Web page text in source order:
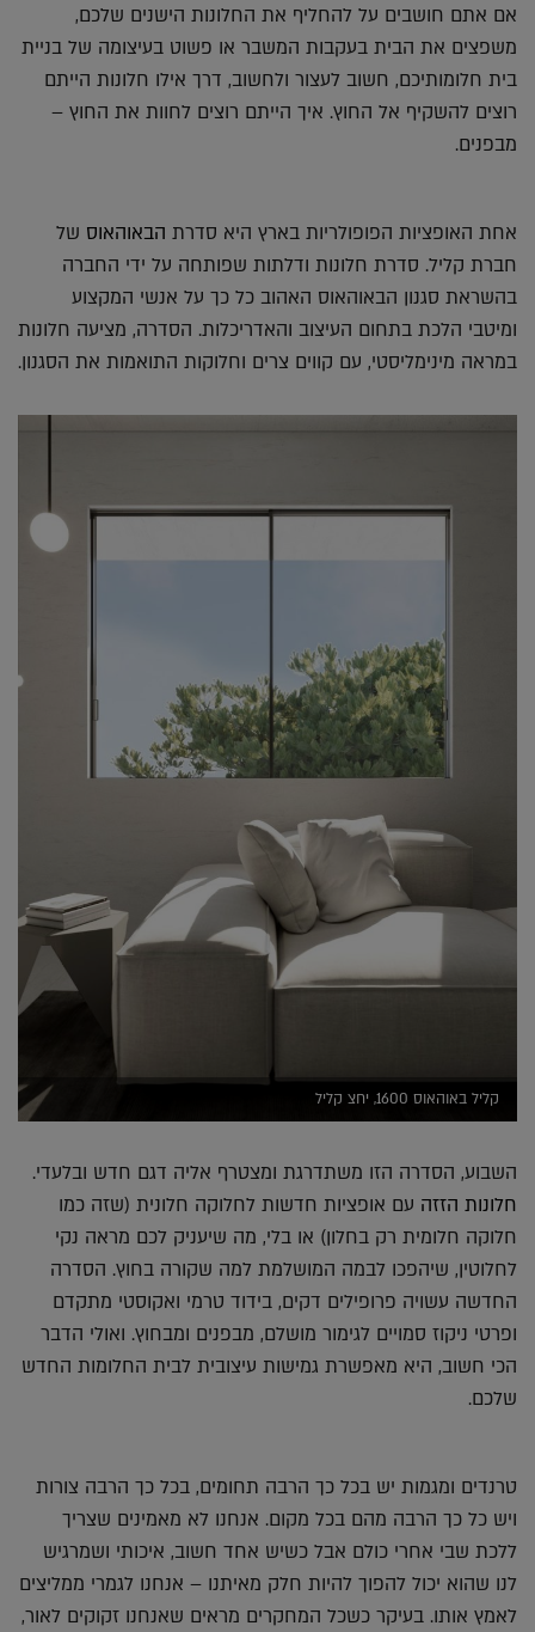
אם אתם חושבים על להחליף את החלונות הישנים שלכם,
משפצים את הבית בעקבות המשבר או פשוט בעיצומה של בניית
בית חלומותיכם, חשוב לעצור ולחשוב, דרך אילו חלונות הייתם
רוצים להשקיף אל החוץ. איך הייתם רוצים לחוות את החוץ –
מבפנים.
אחת האופציות הפופולריות בארץ היא סדרת הבאוהאוס של
חברת קליל. סדרת חלונות ודלתות שפותחה על ידי החברה
בהשראת סגנון הבאוהאוס האהוב כל כך על אנשי המקצוע
ומיטבי הלכת בתחום העיצוב והאדריכלות. הסדרה, מציעה חלונות
במראה מינימליסטי, עם קווים צרים וחלוקות התואמות את הסגנון.
קליל באוהאוס 1600, יחצ קליל
השבוע, הסדרה הזו משתדרגת ומצטרף אליה דגם חדש ובלעדי.
חלונות הזזה עם אופציות חדשות לחלוקה חלונית (שזה כמו
חלוקה חלומית רק בחלון) או בלי, מה שיעניק לכם מראה נקי
לחלוטין, שיהפכו לבמה המושלמת למה שקורה בחוץ. הסדרה
החדשה עשויה פרופילים דקים, בידוד טרמי ואקוסטי מתקדם
ופרטי ניקוז סמויים לגימור מושלם, מבפנים ומבחוץ. ואולי הדבר
הכי חשוב, היא מאפשרת גמישות עיצובית לבית החלומות החדש
שלכם.
טרנדים ומגמות יש בכל כך הרבה תחומים, בכל כך הרבה צורות
ויש כל כך הרבה מהם בכל מקום. אנחנו לא מאמינים שצריך
ללכת שבי אחרי כולם אבל כשיש אחד חשוב, איכותי ושמרגיש
לנו שהוא יכול להפוך להיות חלק מאיתנו – אנחנו לגמרי ממליצים
לאמץ אותו. בעיקר כשכל המחקרים מראים שאנחנו זקוקים לאור,